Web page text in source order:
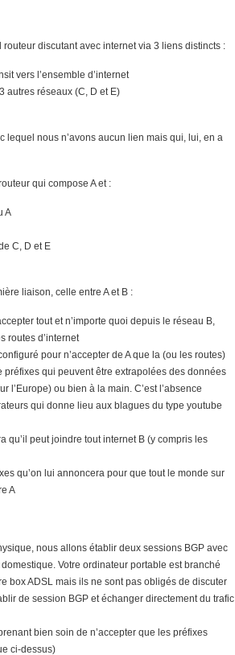
discutant avec internet via 3 liens distincts :
vers l’ensemble d’internet
autres réseaux (C, D et E)
lequel nous n’avons aucun lien mais qui, lui, en a
qui compose A et :
A
C, D et E
liaison, celle entre A et B :
tout et n’importe quoi depuis le réseau B,
routes d’internet
pour n’accepter de A que la (ou les routes)
préfixes qui peuvent être extrapolées des données
l’Europe) ou bien à la main. C’est l’absence
qui donne lieu aux blagues du type youtube
qu’il peut joindre tout internet B (y compris les
qu’on lui annoncera pour que tout le monde sur
A
nous allons établir deux sessions BGP avec
Votre ordinateur portable est branché
box ADSL mais ils ne sont pas obligés de discuter
de session BGP et échanger directement du trafic
bien soin de n’accepter que les préfixes
ci-dessus)